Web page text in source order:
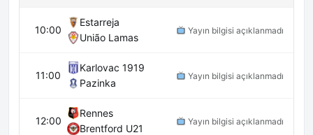
10:00
Estarreja
União Lamas
Yayın bilgisi açıklanmadı
11:00
Karlovac 1919
Pazinka
Yayın bilgisi açıklanmadı
12:00
Rennes
Brentford U21
Yayın bilgisi açıklanmadı